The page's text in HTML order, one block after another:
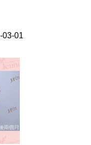
03-01